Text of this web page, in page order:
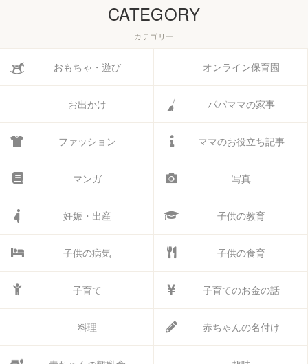
CATEGORY
カテゴリー
おもちゃ・遊び オンライン保育園
お出かけ パパママの家事
ファッション ママのお役立ち記事
マンガ 写真
妊娠・出産 子供の教育
子供の病気 子供の食育
子育て 子育てのお金の話
料理 赤ちゃんの名付け